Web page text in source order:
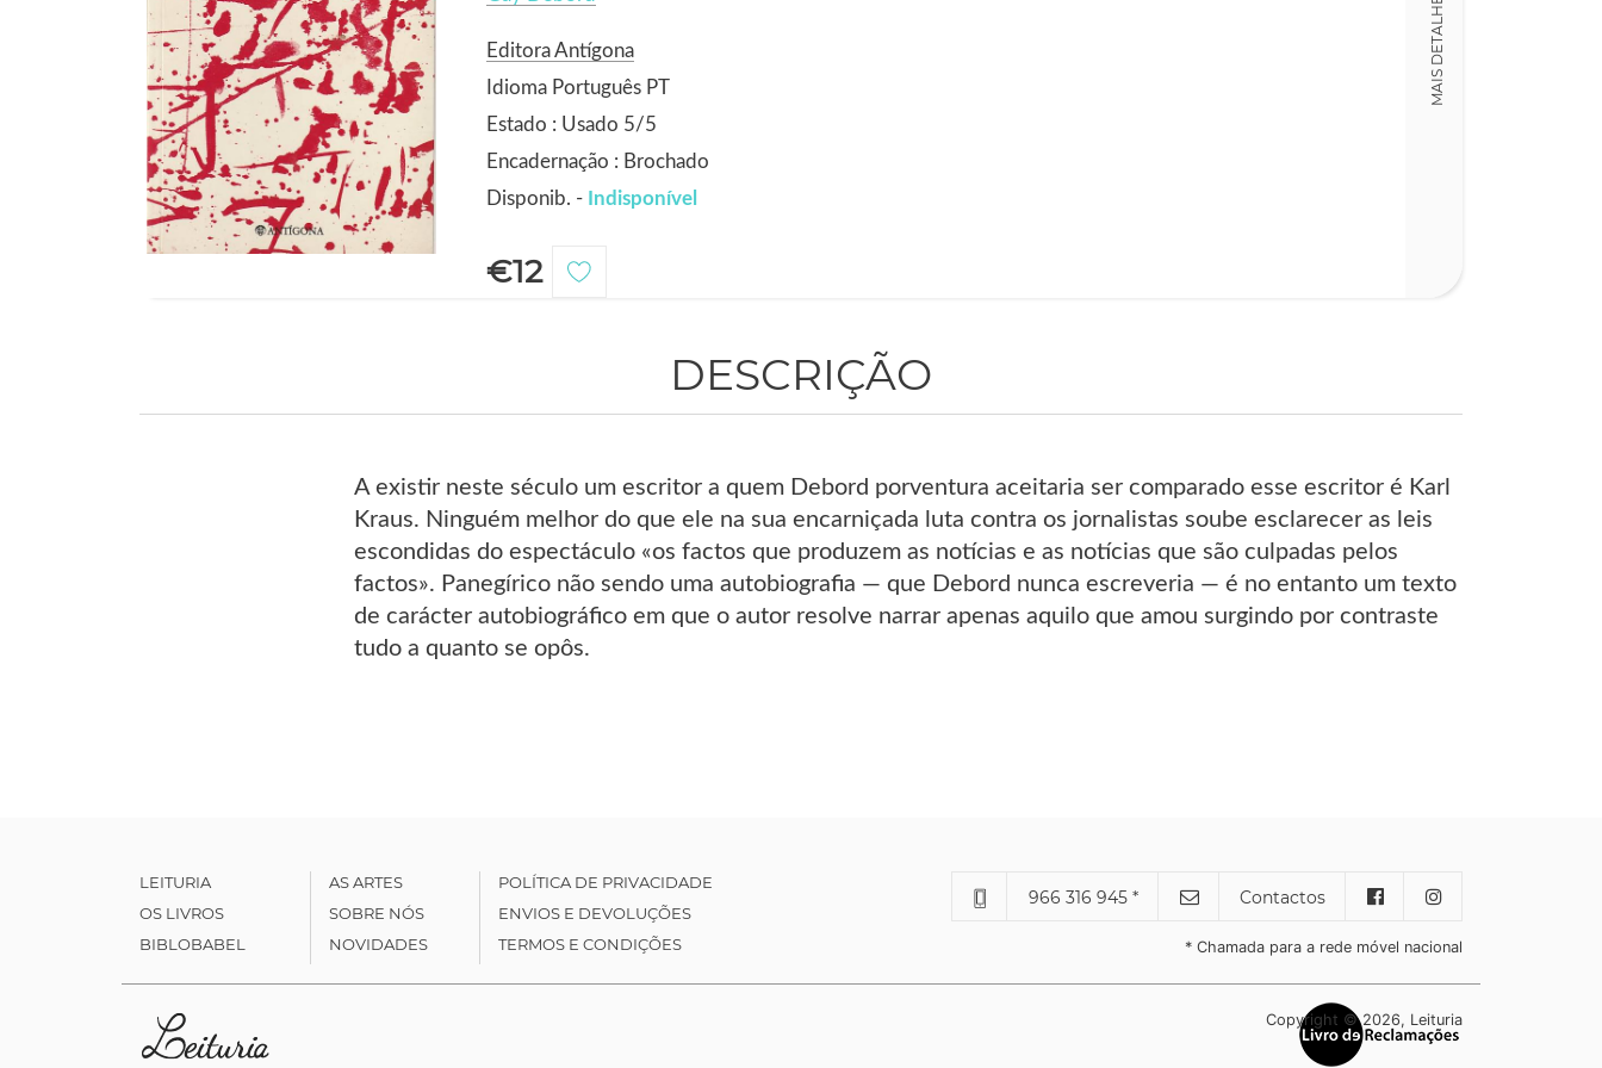
Editora Antígona
Idioma Português PT
Estado : Usado 5/5
Encadernação : Brochado
Disponib. - Indisponível
€12
MAIS DETALHES
DESCRIÇÃO
A existir neste século um escritor a quem Debord porventura aceitaria ser comparado esse escritor é Karl
Kraus. Ninguém melhor do que ele na sua encarniçada luta contra os jornalistas soube esclarecer as leis
escondidas do espectáculo «os factos que produzem as notícias e as notícias que são culpadas pelos
factos». Panegírico não sendo uma autobiografia — que Debord nunca escreveria — é no entanto um texto
de carácter autobiográfico em que o autor resolve narrar apenas aquilo que amou surgindo por contraste
tudo a quanto se opôs.
LEITURIA
OS LIVROS
BIBLOBABEL
AS ARTES
SOBRE NÓS
NOVIDADES
POLÍTICA DE PRIVACIDADE
ENVIOS E DEVOLUÇÕES
TERMOS E CONDIÇÕES
966 316 945 * Contactos
* Chamada para a rede móvel nacional
Copyright © 2026, Leituria